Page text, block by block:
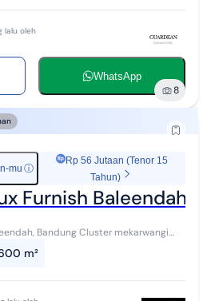
lalu oleh
WhatsApp
8
mu ⓘ
Rp 56 Jutaan (Tenor 15
Tahun)
Furnish Baleendah,
Cluster mekarwangi
m²